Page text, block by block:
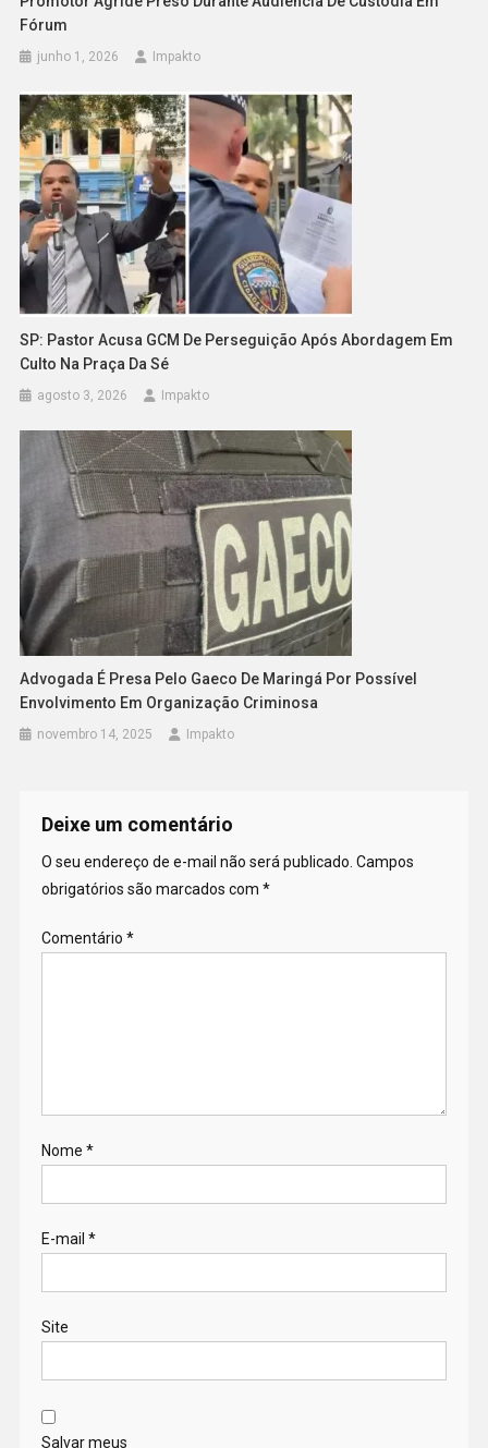
Fórum
junho 1, 2026 Impakto
SP: Pastor Acusa GCM De Perseguição Após Abordagem Em
Culto Na Praça Da Sé
agosto 3, 2026 Impakto
Advogada É Presa Pelo Gaeco De Maringá Por Possível
Envolvimento Em Organização Criminosa
novembro 14, 2025 Impakto
Deixe um comentário
O seu endereço de e-mail não será publicado. Campos
obrigatórios são marcados com *
Comentário *
Nome *
E-mail *
Site
Salvar meus